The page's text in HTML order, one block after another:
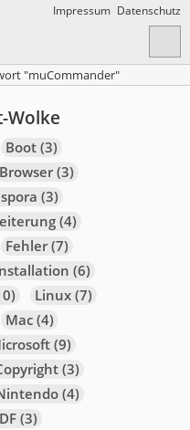
Impressum Datenschutz
"muCommander"
Wolke
Boot(3)
Browser(3)
(3)
(4)
Fehler(7)
(6)
Linux(7)
Mac(4)
(9)
(3)
(4)
(3)